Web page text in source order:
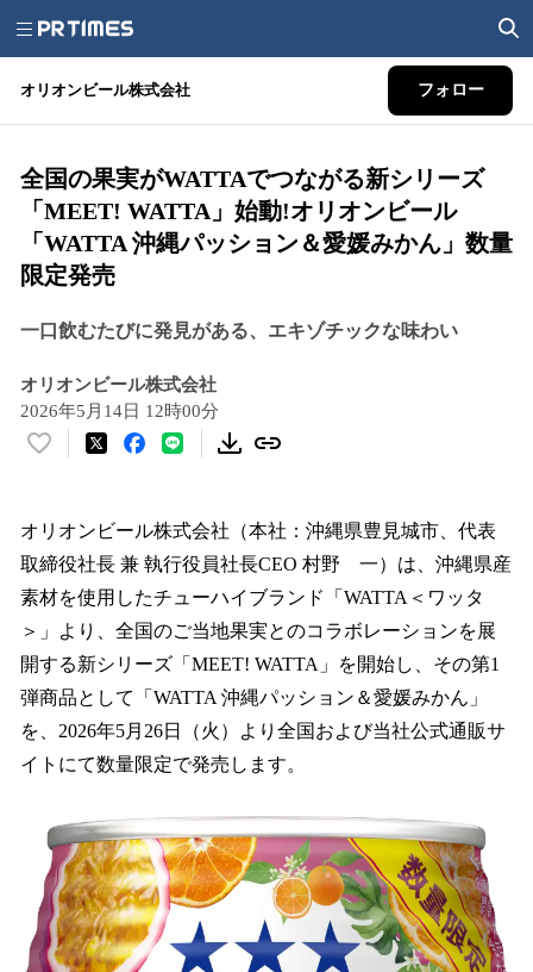
オリオンビール株式会社 フォロー
全国の果実がWATTAでつながる新シリーズ
「MEET! WATTA」始動!オリオンビール
「WATTA 沖縄パッション＆愛媛みかん」数量
限定発売
一口飲むたびに発見がある、エキゾチックな味わい
オリオンビール株式会社
2026年5月14日 12時00分
い
！
数
を
読
み
込
み
中
す
オリオンビール株式会社（本社：沖縄県豊見城市、代表
取締役社長 兼 執行役員社長CEO 村野 一）は、沖縄県産
素材を使用したチューハイブランド「WATTA＜ワッタ
＞」より、全国のご当地果実とのコラボレーションを展
開する新シリーズ「MEET! WATTA」を開始し、その第1
弾商品として「WATTA 沖縄パッション＆愛媛みかん」
を、2026年5月26日（火）より全国および当社公式通販サ
イトにて数量限定で発売します。